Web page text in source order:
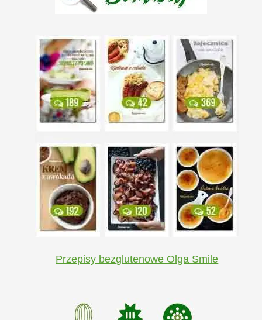
Przepisy bezglutenowe Olga Smile